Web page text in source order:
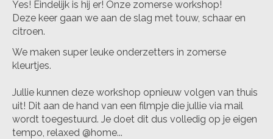
Yes! Eindelijk is hij er! Onze zomerse workshop!
Deze keer gaan we aan de slag met touw, schaar en
citroen.
We maken super leuke onderzetters in zomerse
kleurtjes.
Jullie kunnen deze workshop opnieuw volgen van thuis
uit! Dit aan de hand van een filmpje die jullie via mail
wordt toegestuurd. Je doet dit dus volledig op je eigen
tempo, relaxed @home...